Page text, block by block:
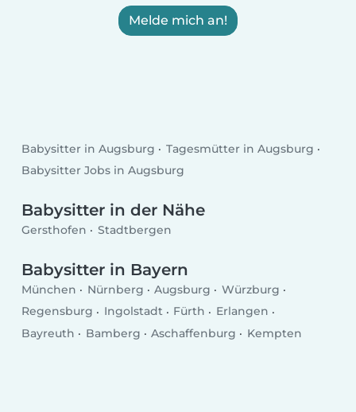
Melde mich an!
Babysitter in Augsburg
Tagesmütter in Augsburg
Babysitter Jobs in Augsburg
Babysitter in der Nähe
Gersthofen Stadtbergen
Babysitter in Bayern
München Nürnberg Augsburg
Würzburg
Regensburg
Ingolstadt Fürth
Erlangen
Bayreuth
Bamberg Aschaffenburg Kempten